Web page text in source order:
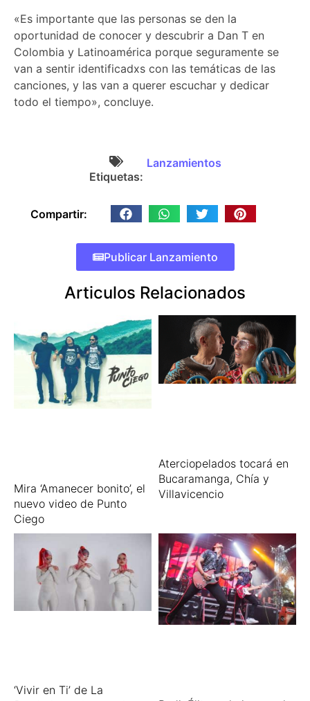
«Es importante que las personas se den la
oportunidad de conocer y descubrir a Dan T en
Colombia y Latinoamérica porque seguramente se
van a sentir identificadxs con las temáticas de las
canciones, y las van a querer escuchar y dedicar
todo el tiempo», concluye.
Etiquetas:
Lanzamientos
Compartir:
Publicar Lanzamiento
Articulos Relacionados
Mira ‘Amanecer bonito’, el
nuevo video de Punto
Ciego
Aterciopelados tocará en
Bucaramanga, Chía y
Villavicencio
‘Vivir en Ti’ de La